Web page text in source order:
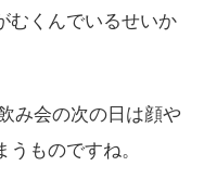
むくんでいるせいか
み会の次の日は顔や
ものですね。